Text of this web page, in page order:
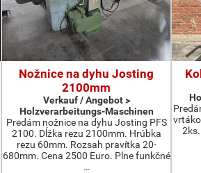
Nožnice na dyhu Josting
2100mm
Verkauf / Angebot >
Holzverarbeitungs-Maschinen
Predám nožnice na dyhu Josting PFS
2100. Dĺžka rezu 2100mm. Hrúbka
rezu 60mm. Rozsah pravítka 20-
680mm. Cena 2500 Euro. Plne funkčné
…